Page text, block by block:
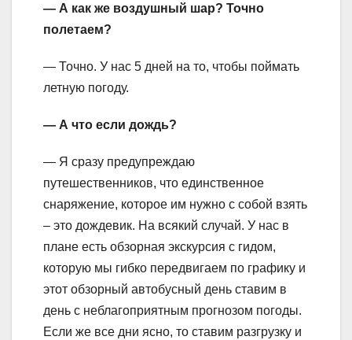
— А как же воздушный шар? Точно
полетаем?
— Точно. У нас 5 дней на то, чтобы поймать
летную погоду.
— А что если дождь?
— Я сразу предупреждаю
путешественников, что единственное
снаряжение, которое им нужно с собой взять
– это дождевик. На всякий случай. У нас в
плане есть обзорная экскурсия с гидом,
которую мы гибко передвигаем по графику и
этот обзорный автобусный день ставим в
день с неблагоприятным прогнозом погоды.
Если же все дни ясно, то ставим разгрузку и